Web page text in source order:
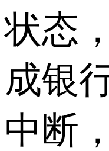
状态
成银
中断